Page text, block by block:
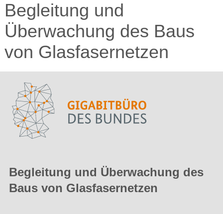
Begleitung und
Überwachung des Baus
von Glasfasernetzen
Begleitung und Überwachung des
Baus von Glasfasernetzen